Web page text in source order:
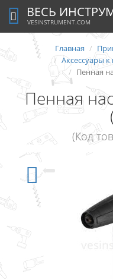
ВЕСЬ
VESINSTRUMENT.COM
Главная
Аксессуары
Пенная
Пенная
(Код